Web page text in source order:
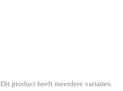
Dit product heeft meerdere variaties.